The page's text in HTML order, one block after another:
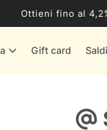
Ottieni fino al
Gift card